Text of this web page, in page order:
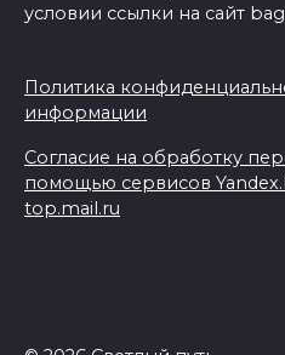
условии ссылки на сайт
Политика
информации
Согласие на обработку
помощью сервисов
top.mail.ru